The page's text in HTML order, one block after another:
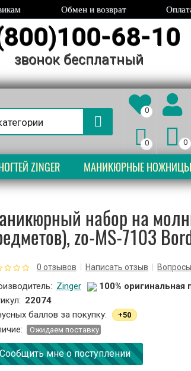
Обмен и возврат
68-10
звонок бесплатный
0
0 0
ZINGER МАНИКЮРНЫЕ НОЖНИЦЫ
набор на
zo-MS-7103
0 отзывов Написать отзыв Вопросы
Zinger
100% оригинальная
22074
баллов за покупку:
+50
Oжидаем поставку
мне о поступлении